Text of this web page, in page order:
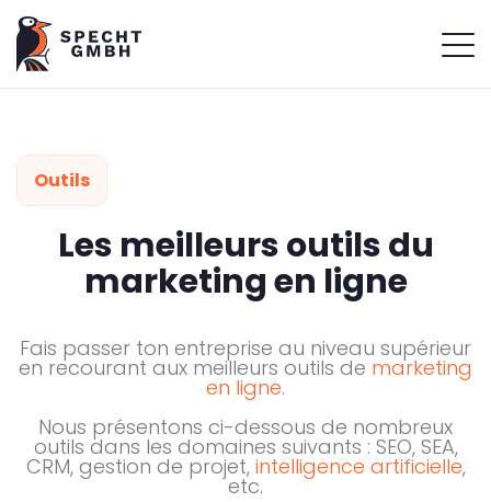
Outils
Les meilleurs outils du
marketing en ligne
Fais passer ton entreprise au niveau supérieur
en recourant aux meilleurs outils de marketing
en ligne.
Nous présentons ci-dessous de nombreux
outils dans les domaines suivants : SEO, SEA,
CRM, gestion de projet, intelligence artificielle,
etc.